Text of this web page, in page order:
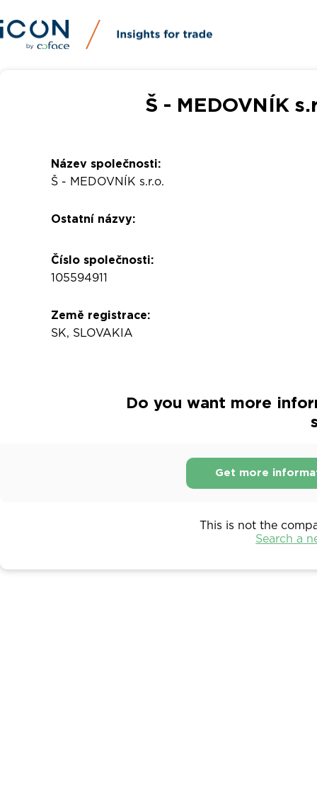
Š - MEDOVNÍK
Název společnosti:
Š - MEDOVNÍK s.r.o.
Ostatní názvy:
Číslo společnosti:
105594911
Země registrace:
SK, SLOVAKIA
Do you want more
Get more
This is not the
Search a